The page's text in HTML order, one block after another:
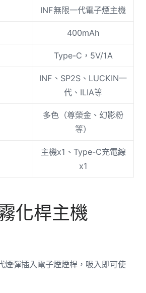
INF無限一代電子煙主機
400mAh
Type-C，5V/1A
INF、SP2S、LUCKIN一
代、ILIA等
多色（尊榮金、幻影粉
等）
主機x1、Type-C充電線
x1
化桿主機
煙彈插入電子煙煙桿，吸入即可使